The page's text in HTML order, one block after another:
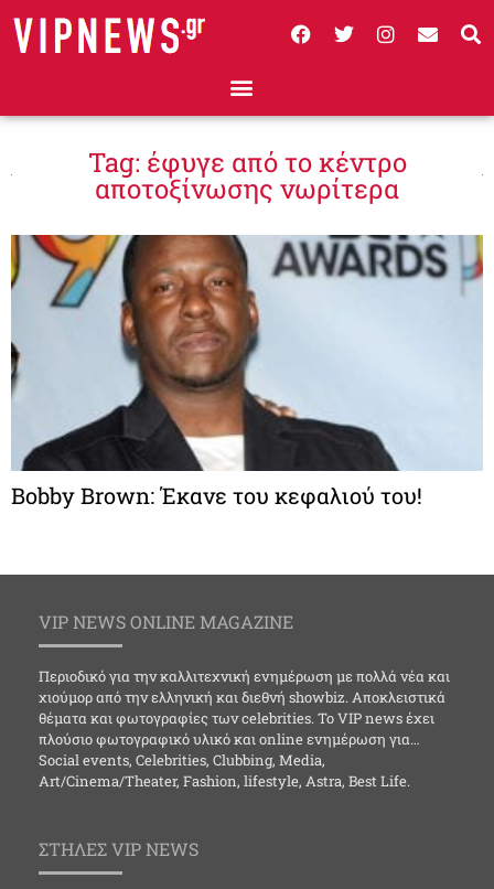
Tag: έφυγε από το κέντρο
αποτοξίνωσης νωρίτερα
Bobby Brown: Έκανε του κεφαλιού του!
VIP NEWS ONLINE MAGAZINE
Περιοδικό για την καλλιτεχνική ενημέρωση με πολλά νέα και
χιούμορ από την ελληνική και διεθνή showbiz. Αποκλειστικά
θέματα και φωτογραφίες των celebrities. Το VIP news έχει
πλούσιο φωτογραφικό υλικό και online ενημέρωση για…
Social events, Celebrities, Clubbing, Media,
Art/Cinema/Theater, Fashion, lifestyle, Astra, Best Life.
ΣΤΗΛΕΣ VIP NEWS